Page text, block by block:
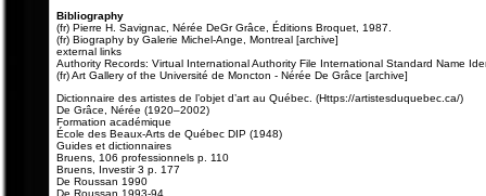
Bibliography
(fr) Pierre H. Savignac, Nérée DeGr Grâce, Éditions Broquet, 1987.
(fr) Biography by Galerie Michel-Ange, Montreal [archive]
external links
Authority Records: Virtual International Authority File International Standard Name
(fr) Art Gallery of the Université de Moncton - Nérée De Grâce [archive]
Dictionnaire des artistes de l’objet d’art au Québec. (Https://artistesduquebec.ca/)
De Grâce, Nérée (1920–2002)
Formation académique
École des Beaux-Arts de Québec DIP (1948)
Guides et dictionnaires
Bruens, 106 professionnels p. 110
Bruens, Investir 3 p. 177
De Roussan 1990
De Roussan 1993-94